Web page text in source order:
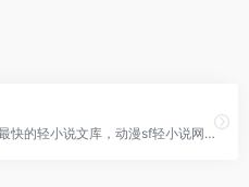
哔哩轻小说是收录最全更新最快的轻小说文库，动漫sf轻小说网站，提供轻小说在线阅读。